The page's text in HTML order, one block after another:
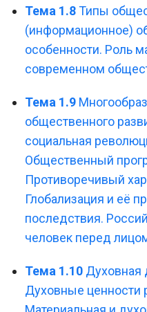
Тема 1.8Типы
(информационное)
особенности. Роль
современном
Тема 1.9
общественного
социальная
Общественный
Противоречивый
Глобализация и её
последствия.
человек перед
Тема 1.10 Духовная
Духовные ценности